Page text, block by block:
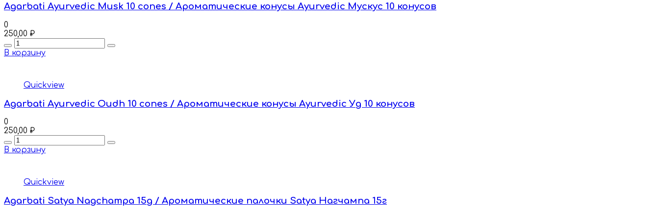
Agarbati Ayurvedic Musk 10 cones / Ароматические конусы Ayurvedic Мускус 10 конусов
0
250,00 ₽
Quantity
В корзину
Quickview
Agarbati Ayurvedic Oudh 10 cones / Ароматические конусы Ayurvedic Уд 10 конусов
0
250,00 ₽
Quantity
В корзину
Quickview
Agarbati Satya Nagchampa 15g / Ароматические палочки Satya Нагчампа 15г